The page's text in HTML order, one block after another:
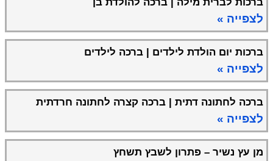
לצפייה »
ברכות יום הולדת לילדים | ברכה לילדים
לצפייה »
ברכה לחתונה דתית | ברכה קצרה לחתונה חרדתית
לצפייה »
מן עץ נשיר – פתרון לשבץ תשחץ